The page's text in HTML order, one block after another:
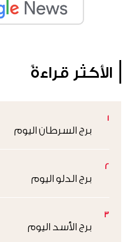
الأكثر قراءةً
1
برج السرطان اليوم
2
برج الدلو اليوم
3
برج الأسد اليوم